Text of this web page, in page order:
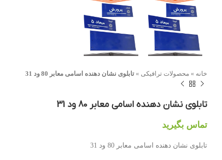
خانه » محصولات ترافیکی » تابلوی نشان دهنده اسامی معابر 80 ود 31
تابلوی نشان دهنده اسامی معابر 80 ود 31
تماس بگیرید
تابلوی نشان دهنده اسامی معابر 80 ود 31